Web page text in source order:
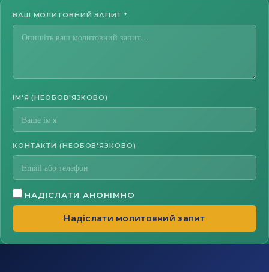
ВАШ МОЛИТОВНИЙ ЗАПИТ *
ІМ'Я (НЕОБОВ'ЯЗКОВО)
КОНТАКТИ (НЕОБОВ'ЯЗКОВО)
НАДІСЛАТИ АНОНІМНО
Надіслати молитовний запит